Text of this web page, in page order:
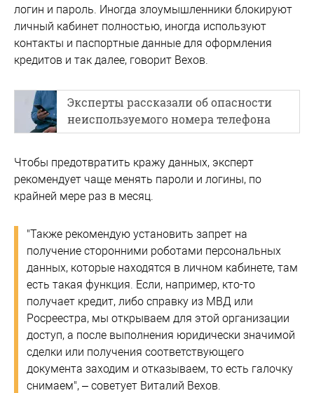
логин и пароль. Иногда злоумышленники блокируют
личный кабинет полностью, иногда используют
контакты и паспортные данные для оформления
кредитов и так далее, говорит Вехов.
Эксперты рассказали об опасности
неиспользуемого номера телефона
Чтобы предотвратить кражу данных, эксперт
рекомендует чаще менять пароли и логины, по
крайней мере раз в месяц.
"Также рекомендую установить запрет на
получение сторонними роботами персональных
данных, которые находятся в личном кабинете, там
есть такая функция. Если, например, кто-то
получает кредит, либо справку из МВД или
Росреестра, мы открываем для этой организации
доступ, а после выполнения юридически значимой
сделки или получения соответствующего
документа заходим и отказываем, то есть галочку
снимаем", – советует Виталий Вехов.